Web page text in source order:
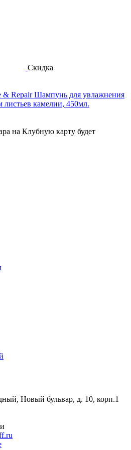
Скидка
& Repair Шампунь для увлажнения
листьев камелии, 450мл.
на Клубную карту будет
Новый бульвар, д. 10, корп.1